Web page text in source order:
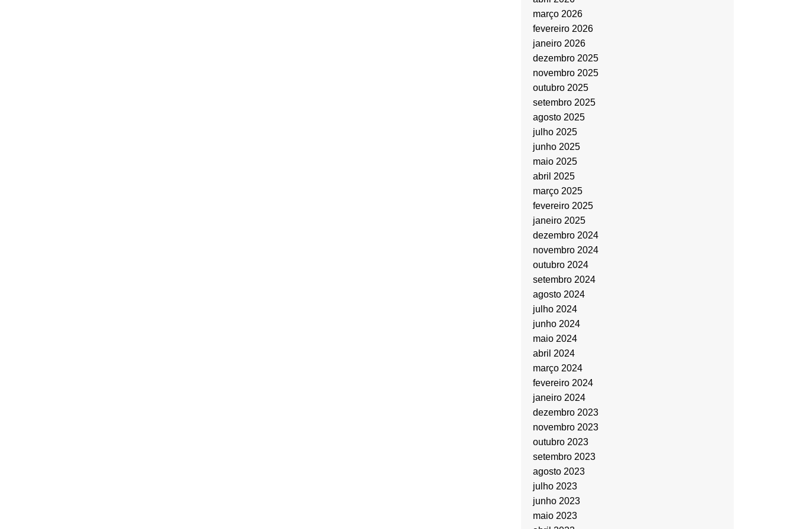
março 2026
fevereiro 2026
janeiro 2026
dezembro 2025
novembro 2025
outubro 2025
setembro 2025
agosto 2025
julho 2025
junho 2025
maio 2025
abril 2025
março 2025
fevereiro 2025
janeiro 2025
dezembro 2024
novembro 2024
outubro 2024
setembro 2024
agosto 2024
julho 2024
junho 2024
maio 2024
abril 2024
março 2024
fevereiro 2024
janeiro 2024
dezembro 2023
novembro 2023
outubro 2023
setembro 2023
agosto 2023
julho 2023
junho 2023
maio 2023